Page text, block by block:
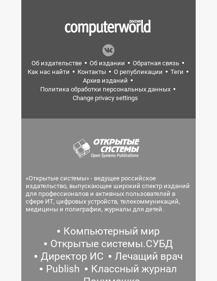
Об издательстве Об издании
Обратная связь
Как нас найти
Контакты О републикации
Теги
Архив изданий
Политика обработки персональных данных
Change privacy settings
«Открытые системы» - ведущее российское
издательство, выпускающее широкий спектр изданий
для профессионалов и активных пользователей в
сфере ИТ, цифровых устройств, телекоммуникаций,
медицины и полиграфии, журналы для детей.
Компьютерный мир
Открытые системы.СУБД
Директор ИС
Лечащий врач
Publish
Классный журнал